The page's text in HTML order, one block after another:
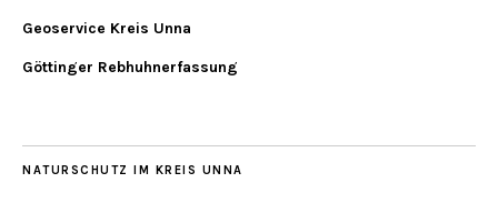
Geoservice Kreis Unna
Göttinger Rebhuhnerfassung
NATURSCHUTZ IM KREIS UNNA